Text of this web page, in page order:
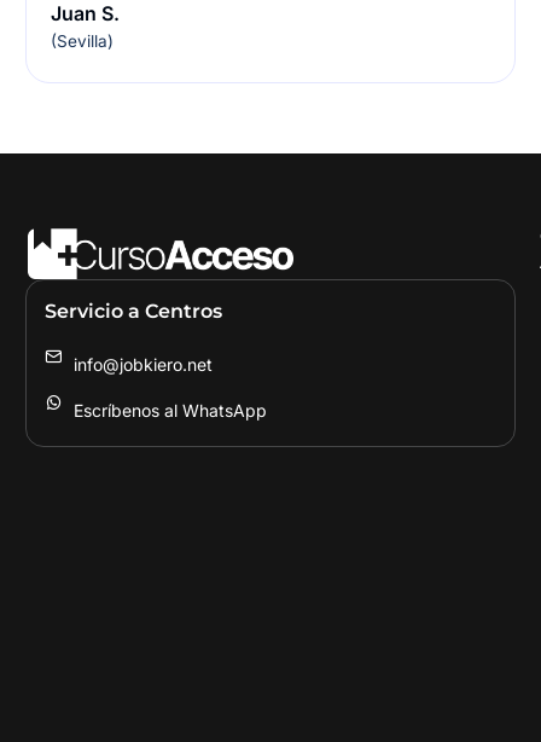
Juan S.
(Sevilla)
Servicio a Centros
info@jobkiero.net
Escríbenos al WhatsApp